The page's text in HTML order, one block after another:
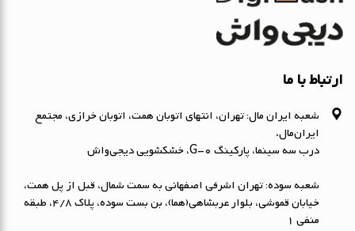
ارتباط با ما
شعبه ایران مال: تهران، انتهای اتوبان همت، اتوبان خرازی، مجتمع
ایران‌مال،
درب سه سینما، پارکینگ G-0، خشکشویی دیجی‌واش
شعبه سوده: تهران اشرفی اصفهانی به سمت شمال، قبل از پل همت،
خیابان قموشی، بلوار عربشاهی(هما)، بن بست سوده، پلاک ۴/۸، طبقه
منفی ۱